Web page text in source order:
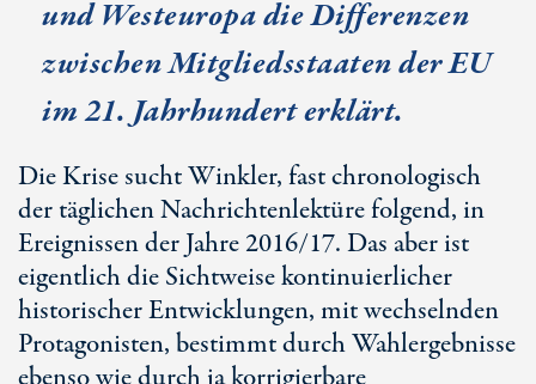
und Westeuropa die Differenzen
zwischen Mitgliedsstaaten der EU
im 21. Jahrhundert erklärt.
Die Krise sucht Winkler, fast chronologisch
der täglichen Nachrichtenlektüre folgend, in
Ereignissen der Jahre 2016/17. Das aber ist
eigentlich die Sichtweise kontinuierlicher
historischer Entwicklungen, mit wechselnden
Protagonisten, bestimmt durch Wahlergebnisse